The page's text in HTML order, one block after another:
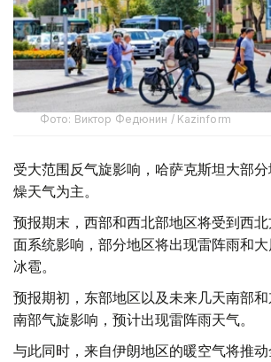
Фото: Виктор Федюнин / Kazinform
受大范围反气旋影响，哈萨克斯坦大部
燥天气为主。
预报期末，西部和西北部地区将受到西
面系统影响，部分地区将出现雷阵雨和
冰雹。
预报期初，东部地区以及未来几天南部
南部气旋影响，预计出现雷阵雨天气。
与此同时，来自伊朗地区的暖空气将推